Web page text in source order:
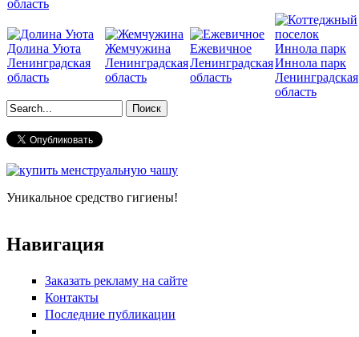
область
Долина Уюта
Ленинградская
область
Жемчужина
Ленинградская
область
Ежевичное
Ленинградская
область
Иннола парк
Ленинградская
область
Форма поиска
Уникальное средство гигиены!
Навигация
Заказать рекламу на сайте
Контакты
Последние публикации